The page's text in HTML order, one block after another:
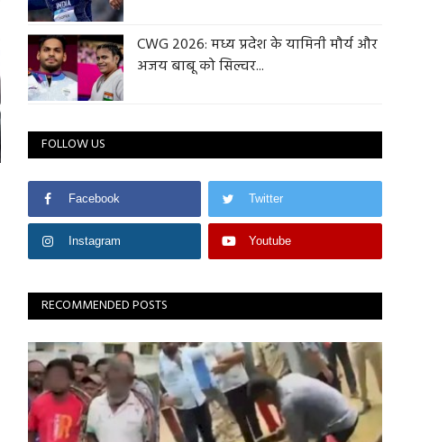
CWG 2026: मध्य प्रदेश के यामिनी मौर्य और
अजय बाबू को सिल्वर...
FOLLOW US
Facebook Twitter
Instagram Youtube
RECOMMENDED POSTS